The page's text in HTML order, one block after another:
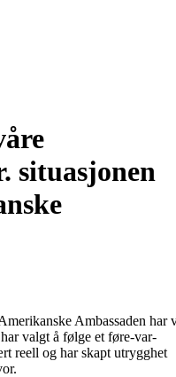
situasjonen
Ambassaden har
valgt å følge et føre-var-
reell og har skapt utrygghet